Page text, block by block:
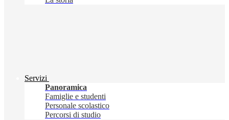
Servizi
Panoramica
Famiglie e studenti
Personale scolastico
Percorsi di studio